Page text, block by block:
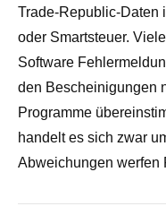
Trade-Republic-Daten
oder Smartsteuer.
Software
den Bescheinigungen
Programme
handelt es sich zwar
Abweichungen werfen